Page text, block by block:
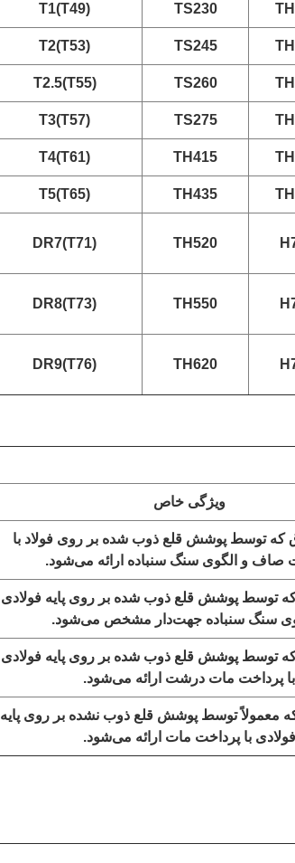
TS230
T1(T49)
TS245
T2(T53)
TS260
T2.5(T55)
TS275
T3(T57)
TH415
T4(T61)
TH435
T5(T65)
TH520
DR7(T71)
TH550
DR8(T73)
TH620
DR9(T76)
ویژگی خاص
که توسط پوشش قلع ذوب شده بر روی فولاد با
صاف و الگوی سنگ سنباده ارائه می‌شود.
که توسط پوشش قلع ذوب شده بر روی پایه فولادی
سنگ سنباده جهت‌دار مشخص می‌شود.
که توسط پوشش قلع ذوب شده بر روی پایه فولادی
با پرداخت مات درشت ارائه می‌شود.
معمولاً توسط پوشش قلع ذوب نشده بر روی پایه
فولادی با پرداخت مات ارائه می‌شود.